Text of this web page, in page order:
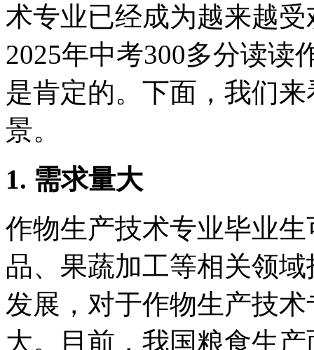
术专业已经成为越来越
2025年中考300多分读读
是肯定的。下面，我们
景。
1. 需求量大
作物生产技术专业毕业
品、果蔬加工等相关领
发展，对于作物生产技
大。目前，我国粮食生